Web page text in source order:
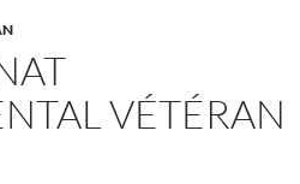
VÉTÉRAN